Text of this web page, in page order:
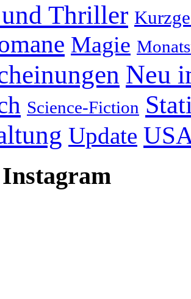
Thriller
Magie
Neu
Science-Fiction
Update